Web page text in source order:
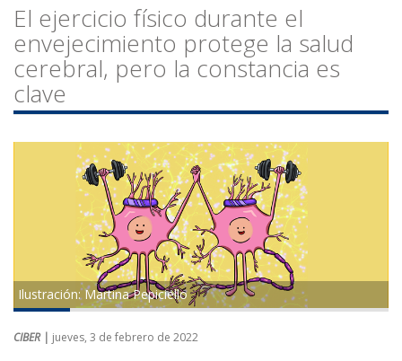
El ejercicio físico durante el
envejecimiento protege la salud
cerebral, pero la constancia es
clave
Ilustración: Martina Pepiciello
CIBER | jueves, 3 de febrero de 2022